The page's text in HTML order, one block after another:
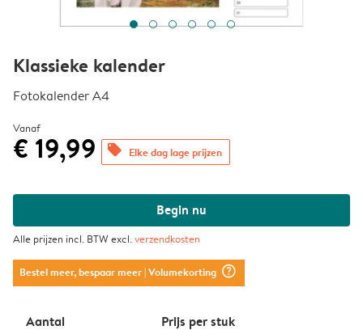
Klassieke kalender
Fotokalender A4
Vanaf
€ 19,99 offers Elke dag lage prijzen
Begin nu
Alle prijzen incl. BTW excl.verzendkosten
Bestel meer, bespaar meer| Volumekorting question_mark_circle
Aantal Prijs per stuk